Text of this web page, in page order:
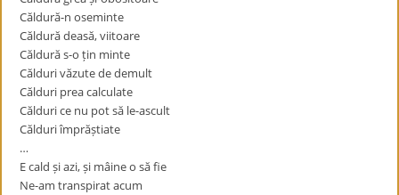
Căldură-n oseminte
Căldură deasă, viitoare
Căldură s-o țin minte
Călduri văzute de demult
Călduri prea calculate
Călduri ce nu pot să le-ascult
Călduri împrăștiate
…
E cald și azi, și mâine o să fie
Ne-am transpirat acum